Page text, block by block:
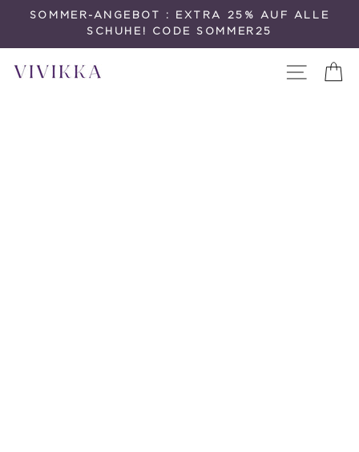
DirektSOMMER-ANGEBOT : EXTRA 25% AUF ALLE
SCHUHE! CODE SOMMER25